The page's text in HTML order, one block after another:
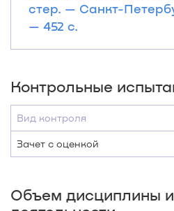
стер. — Санкт-
— 452 с.
Контрольные
Вид контроля
Зачет с оценкой
Объем дисциплины